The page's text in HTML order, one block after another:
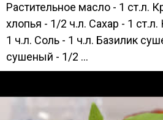
Растительное масло - 1 ст.л.
хлопья - 1/2 ч.л. Сахар - 1
1 ч.л. Соль - 1 ч.л. Базилик
сушеный - 1/2 ...